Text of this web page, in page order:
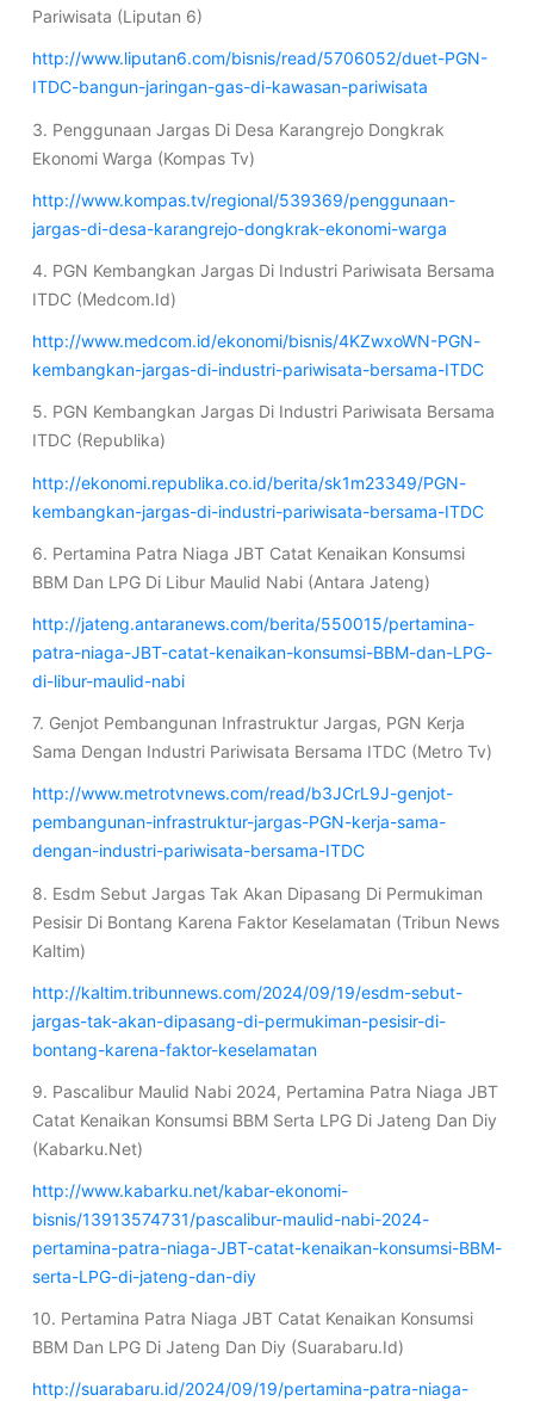
Pariwisata (Liputan 6)
http://www.liputan6.com/bisnis/read/5706052/duet-PGN-
ITDC-bangun-jaringan-gas-di-kawasan-pariwisata
3. Penggunaan Jargas Di Desa Karangrejo Dongkrak
Ekonomi Warga (Kompas Tv)
http://www.kompas.tv/regional/539369/penggunaan-
jargas-di-desa-karangrejo-dongkrak-ekonomi-warga
4. PGN Kembangkan Jargas Di Industri Pariwisata Bersama
ITDC (Medcom.Id)
http://www.medcom.id/ekonomi/bisnis/4KZwxoWN-PGN-
kembangkan-jargas-di-industri-pariwisata-bersama-ITDC
5. PGN Kembangkan Jargas Di Industri Pariwisata Bersama
ITDC (Republika)
http://ekonomi.republika.co.id/berita/sk1m23349/PGN-
kembangkan-jargas-di-industri-pariwisata-bersama-ITDC
6. Pertamina Patra Niaga JBT Catat Kenaikan Konsumsi
BBM Dan LPG Di Libur Maulid Nabi (Antara Jateng)
http://jateng.antaranews.com/berita/550015/pertamina-
patra-niaga-JBT-catat-kenaikan-konsumsi-BBM-dan-LPG-
di-libur-maulid-nabi
7. Genjot Pembangunan Infrastruktur Jargas, PGN Kerja
Sama Dengan Industri Pariwisata Bersama ITDC (Metro Tv)
http://www.metrotvnews.com/read/b3JCrL9J-genjot-
pembangunan-infrastruktur-jargas-PGN-kerja-sama-
dengan-industri-pariwisata-bersama-ITDC
8. Esdm Sebut Jargas Tak Akan Dipasang Di Permukiman
Pesisir Di Bontang Karena Faktor Keselamatan (Tribun News
Kaltim)
http://kaltim.tribunnews.com/2024/09/19/esdm-sebut-
jargas-tak-akan-dipasang-di-permukiman-pesisir-di-
bontang-karena-faktor-keselamatan
9. Pascalibur Maulid Nabi 2024, Pertamina Patra Niaga JBT
Catat Kenaikan Konsumsi BBM Serta LPG Di Jateng Dan Diy
(Kabarku.Net)
http://www.kabarku.net/kabar-ekonomi-
bisnis/13913574731/pascalibur-maulid-nabi-2024-
pertamina-patra-niaga-JBT-catat-kenaikan-konsumsi-BBM-
serta-LPG-di-jateng-dan-diy
10. Pertamina Patra Niaga JBT Catat Kenaikan Konsumsi
BBM Dan LPG Di Jateng Dan Diy (Suarabaru.Id)
http://suarabaru.id/2024/09/19/pertamina-patra-niaga-